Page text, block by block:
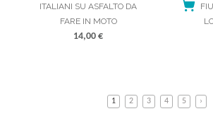
ITALIANI SU ASFALTO DA
FARE IN MOTO
14,00 €
1 2 3 4 5 ›